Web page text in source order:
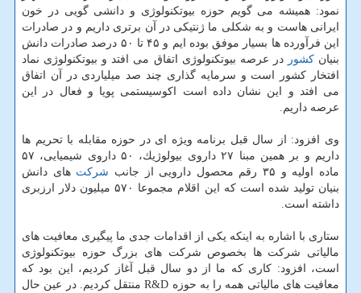
نمود: همیشه می گویم حوزه بیوتكنولوژی و دانشی گویی در خون
ایرانی هاست و به شكلی ما ژنتیكی در آن برتری داریم و در صادرات
این فرآورده ها بسیار موفق بوده ایم و ۴۵ تا ۵۰ درصد صادرات دانش
بنیانكشور در عرصه بیوتكنولوژی اتفاق می افتد و بیوتكنولوژی نماد
افتخار كشور است و سرمایه گذاری چند صد میلیاردی در آن اتفاق
می افتد و این نشان داده است اكوسیستمی پویا و فعال در این
عرصه داریم.
وی افزود: از سال قبل برنامه ویژه ای در حوزه مقابله با تحریم ها
داریم و بر همین مبنا ۲۷ داروی بیولوژیك، ۵۰ داروی شیمیایی، ۵۷
ماده اولیه و ۳۵ رقم محصول دارویی از جانب
شركت های دانش
بنیان تولید شده است كه این اقلام مجموعا ۵۷۰ میلیون دلار ارزبری
داشته است.
ستاری با اشاره به اینكه یكی از اقدامات جدی ما پیگیری معافیت های
مالیاتی شركت ها بخصوص شركت های بزرگ حوزه بیوتكنولوژی
است، افزود: كاری كه ما از دو سال قبل آغاز كردیم، این بود كه
معافیت های مالیاتی همه را به حوزه R&D منتقل كردیم. در عین حال